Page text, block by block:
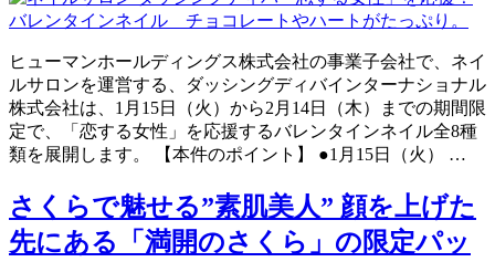
ヒューマンホールディングス株式会社の事業子会社で、ネイ
ルサロンを運営する、ダッシングディバインターナショナル
株式会社は、1月15日（火）から2月14日（木）までの期間限
定で、「恋する女性」を応援するバレンタインネイル全8種
類を展開します。 ​【本件のポイント】 ●1月15日（火） …
さくらで魅せる”素肌美人” 顔を上げた
先にある「満開のさくら」の限定パッ